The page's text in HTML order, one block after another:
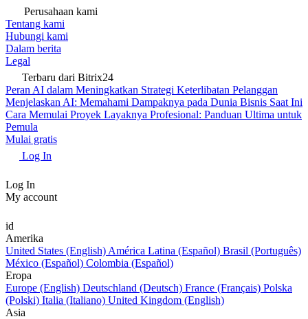
Perusahaan kami
Tentang kami
Hubungi kami
Dalam berita
Legal
Terbaru dari Bitrix24
Peran AI dalam Meningkatkan Strategi Keterlibatan Pelanggan
Menjelaskan AI: Memahami Dampaknya pada Dunia Bisnis Saat Ini
Cara Memulai Proyek Layaknya Profesional: Panduan Ultima untuk
Pemula
Mulai gratis
Log In
Log In
My account
id
Amerika
United States (English) América Latina (Español) Brasil (Português)
México (Español) Colombia (Español)
Eropa
Europe (English) Deutschland (Deutsch) France (Français) Polska
(Polski) Italia (Italiano) United Kingdom (English)
Asia